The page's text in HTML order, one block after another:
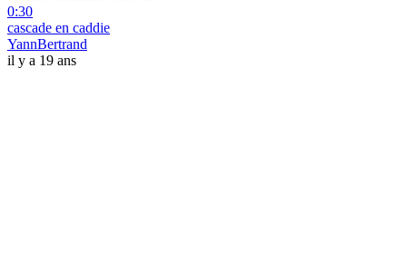
0:30
cascade en caddie
YannBertrand
il y a 19 ans